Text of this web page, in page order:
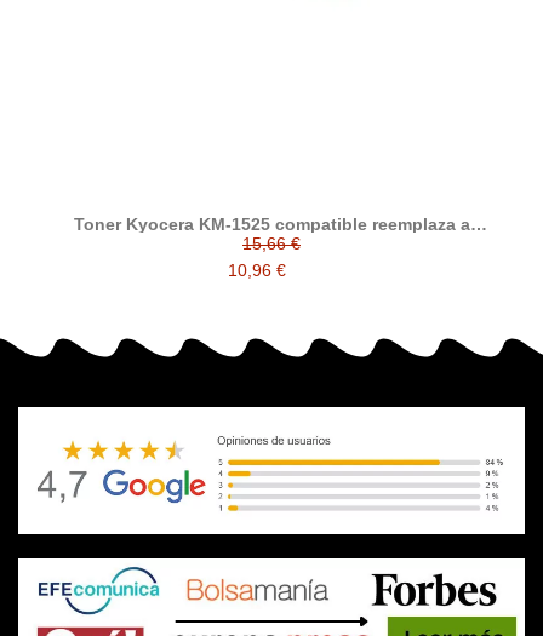
Toner Kyocera KM-1525 compatible reemplaza a
Kyocera/Mita KM-1525 ( 37028010 )
15,66 €
10,96 €